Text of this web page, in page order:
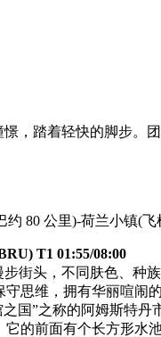
，踏着轻快的脚步。
约 80 公里)-荷兰小镇(飞
T1 01:55/08:00
街头，不同肤色、种
思维，拥有华丽喧闹
国”之称的阿姆斯特
的前面有个长方形水